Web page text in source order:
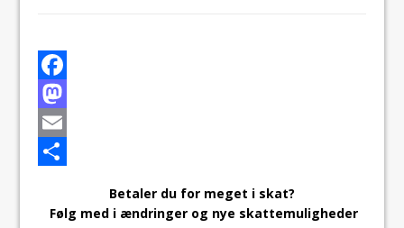
F
a
c
M
aE
Betaler du for meget i skat?
Følg med i ændringer og nye skattemuligheder